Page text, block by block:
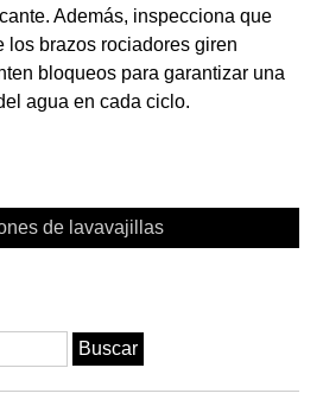
Además, inspecciona que
los brazos rociadores giren
bloqueos para garantizar una
agua en cada ciclo.
de lavavajillas